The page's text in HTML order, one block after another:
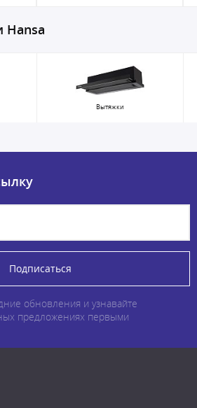
Hansa
Вытяжки
Подписаться
обновления и узнавайте
предложениях первыми